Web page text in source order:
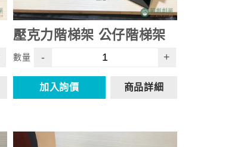
壓克力階梯架 公仔階梯架
數量 - +
加入詢價 商品詳細